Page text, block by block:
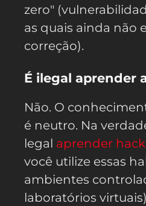
zero"
as quais ainda não
correção).
É ilegal aprender
Não. O
é neutro. Na
legal aprender
você utilize essas
ambientes
laboratórios